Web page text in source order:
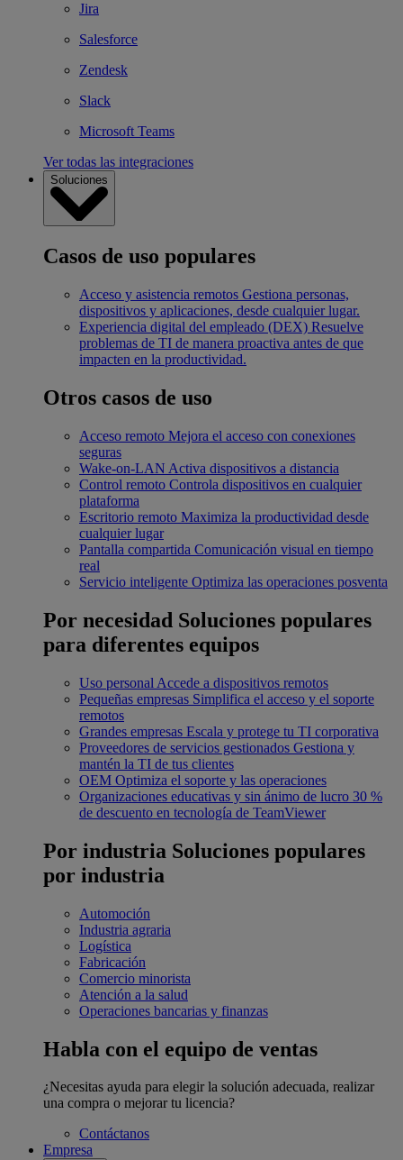
Jira
Salesforce
Zendesk
Slack
Microsoft Teams
Ver todas las integraciones
Soluciones
Casos de uso populares
Acceso y asistencia remotos Gestiona personas,
dispositivos y aplicaciones, desde cualquier lugar.
Experiencia digital del empleado (DEX) Resuelve
problemas de TI de manera proactiva antes de que
impacten en la productividad.
Otros casos de uso
Acceso remoto Mejora el acceso con conexiones
seguras
Wake-on-LAN Activa dispositivos a distancia
Control remoto Controla dispositivos en cualquier
plataforma
Escritorio remoto Maximiza la productividad desde
cualquier lugar
Pantalla compartida Comunicación visual en tiempo
real
Servicio inteligente Optimiza las operaciones posventa
Por necesidad Soluciones populares
para diferentes equipos
Uso personal Accede a dispositivos remotos
Pequeñas empresas Simplifica el acceso y el soporte
remotos
Grandes empresas Escala y protege tu TI corporativa
Proveedores de servicios gestionados Gestiona y
mantén la TI de tus clientes
OEM Optimiza el soporte y las operaciones
Organizaciones educativas y sin ánimo de lucro 30 %
de descuento en tecnología de TeamViewer
Por industria Soluciones populares
por industria
Automoción
Industria agraria
Logística
Fabricación
Comercio minorista
Atención a la salud
Operaciones bancarias y finanzas
Habla con el equipo de ventas
¿Necesitas ayuda para elegir la solución adecuada, realizar
una compra o mejorar tu licencia?
Contáctanos
Empresa